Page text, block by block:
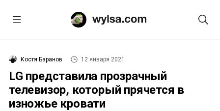
Костя Баранов 12 января 2021
LG представила прозрачный
телевизор, который прячется в
изножье кровати